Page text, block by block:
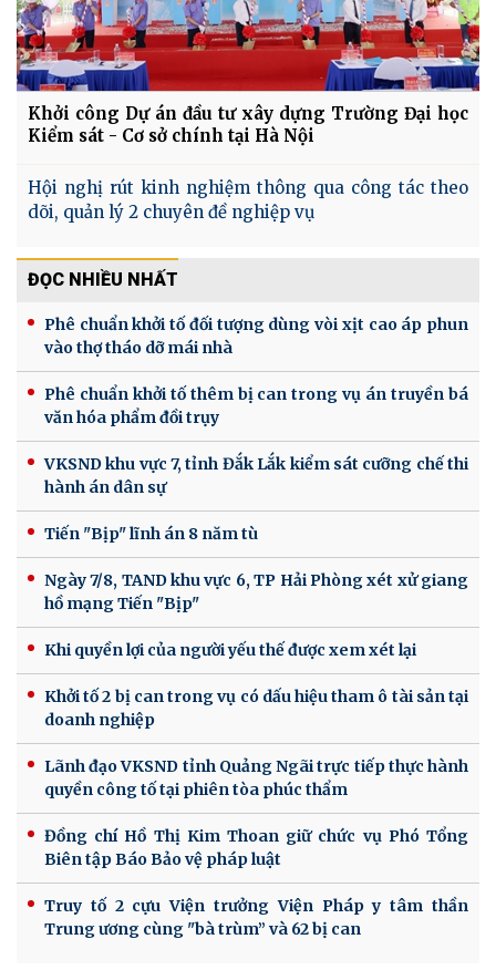
Khởi công Dự án đầu tư xây dựng Trường Đại học
Kiểm sát - Cơ sở chính tại Hà Nội
Hội nghị rút kinh nghiệm thông qua công tác theo
dõi, quản lý 2 chuyên đề nghiệp vụ
ĐỌC NHIỀU NHẤT
Phê chuẩn khởi tố đối tượng dùng vòi xịt cao áp phun
vào thợ tháo dỡ mái nhà
Phê chuẩn khởi tố thêm bị can trong vụ án truyền bá
văn hóa phẩm đồi trụy
VKSND khu vực 7, tỉnh Đắk Lắk kiểm sát cưỡng chế thi
hành án dân sự
Tiến "Bịp" lĩnh án 8 năm tù
Ngày 7/8, TAND khu vực 6, TP Hải Phòng xét xử giang
hồ mạng Tiến "Bịp"
Khi quyền lợi của người yếu thế được xem xét lại
Khởi tố 2 bị can trong vụ có dấu hiệu tham ô tài sản tại
doanh nghiệp
Lãnh đạo VKSND tỉnh Quảng Ngãi trực tiếp thực hành
quyền công tố tại phiên tòa phúc thẩm
Đồng chí Hồ Thị Kim Thoan giữ chức vụ Phó Tổng
Biên tập Báo Bảo vệ pháp luật
Truy tố 2 cựu Viện trưởng Viện Pháp y tâm thần
Trung ương cùng "bà trùm” và 62 bị can